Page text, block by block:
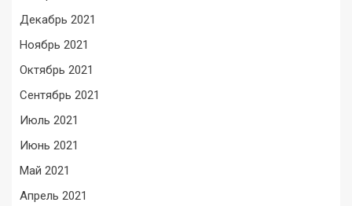
Декабрь 2021
Ноябрь 2021
Октябрь 2021
Сентябрь 2021
Июль 2021
Июнь 2021
Май 2021
Апрель 2021